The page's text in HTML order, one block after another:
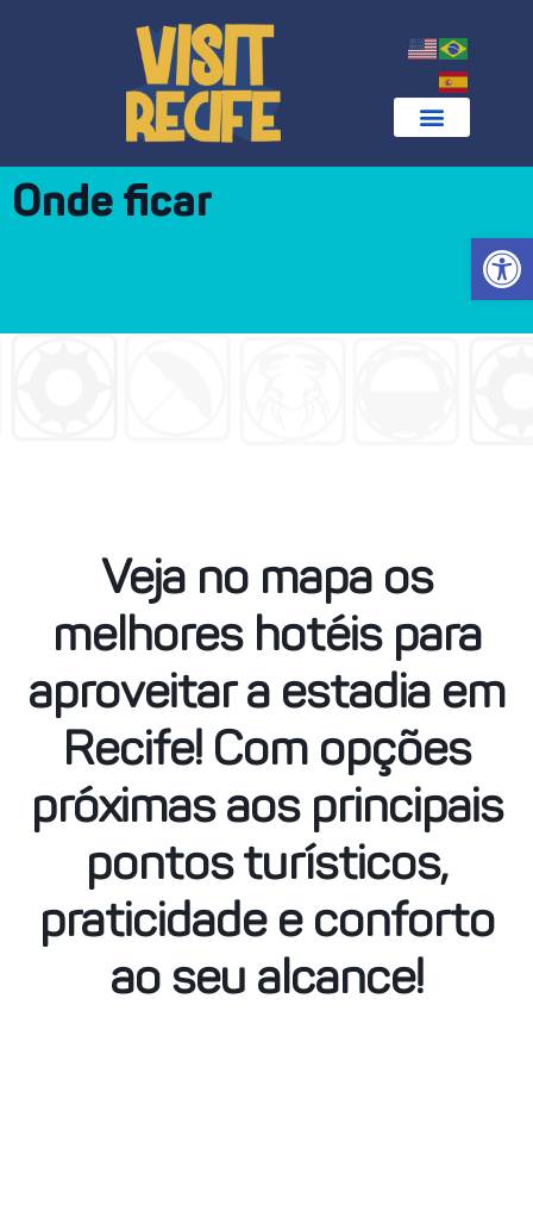
Abrir
Onde ficar
Veja no mapa os
melhores hotéis para
aproveitar a estadia em
Recife! Com opções
próximas aos principais
pontos turísticos,
praticidade e conforto
ao seu alcance!